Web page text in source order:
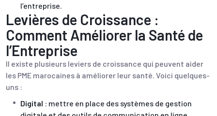
l’entreprise.
Levières de Croissance :
Comment Améliorer la Santé de
l’Entreprise
Il existe plusieurs leviers de croissance qui peuvent aider
les PME marocaines à améliorer leur santé. Voici quelques-
uns :
Digital : mettre en place des systèmes de gestion